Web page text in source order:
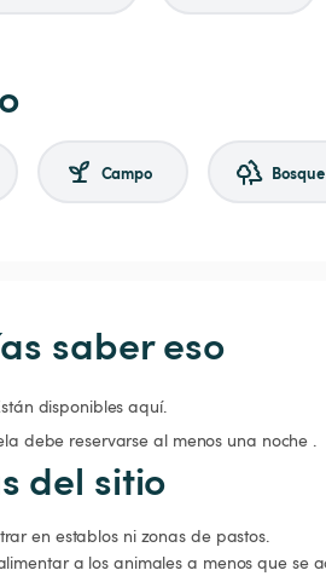
Campo Bosque
saber eso
disponibles aquí.
debe reservarse al menos una noche .
del sitio
en establos ni zonas de pastos.